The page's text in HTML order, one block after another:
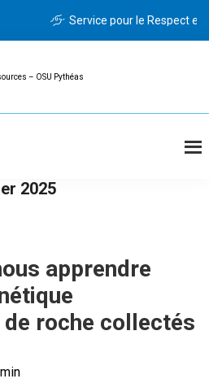
Service pour le Respect et
Ressources
OSU
Ressources
2025
apprendre
de roche collectés